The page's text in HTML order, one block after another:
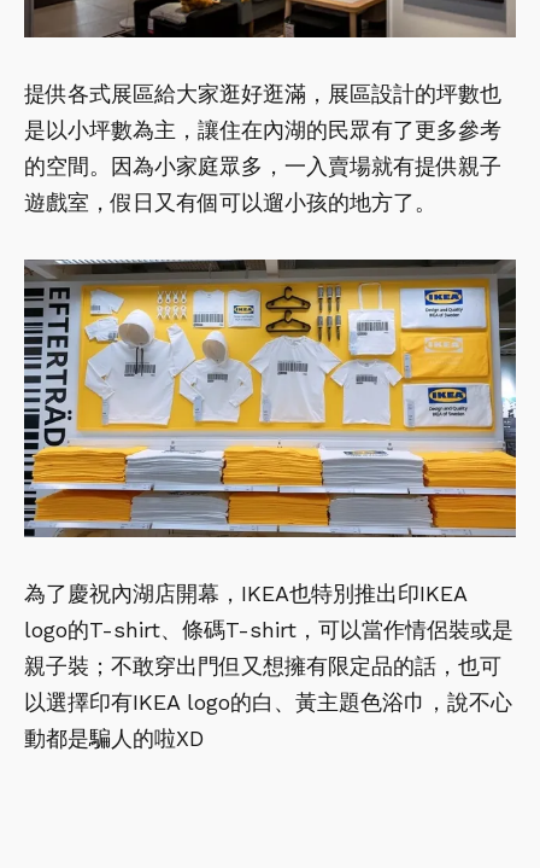
提供各式展區給大家逛好逛滿，展區設計的坪數也
是以小坪數為主，讓住在內湖的民眾有了更多參考
的空間。因為小家庭眾多，一入賣場就有提供親子
遊戲室，假日又有個可以遛小孩的地方了。
為了慶祝內湖店開幕，IKEA也特別推出印IKEA
logo的T-shirt、條碼T-shirt，可以當作情侶裝或是
親子裝；不敢穿出門但又想擁有限定品的話，也可
以選擇印有IKEA logo的白、黃主題色浴巾，說不心
動都是騙人的啦XD